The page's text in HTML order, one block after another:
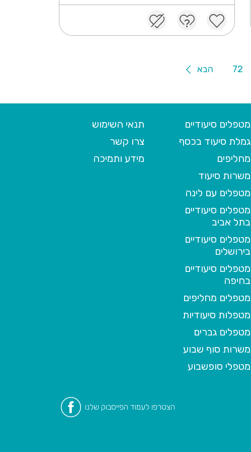
72 הבא
מטפלים סיעודיים
גמלת סיעוד בכסף
מחליפים
משרות סיעוד
מטפלים עם לינה
מטפלים סיעודיים
בתל אביב
מטפלים סיעודיים
בירושלים
מטפלים סיעודיים
בחיפה
מטפלים מחליפים
מטפלות סיעודיות
מטפלים גברים
משרות סוף שבוע
מטפלי סופשבוע
תנאי השימוש
צרו קשר
מידע ותמיכה
הצטרפו לעמוד הפייסבוק שלנו